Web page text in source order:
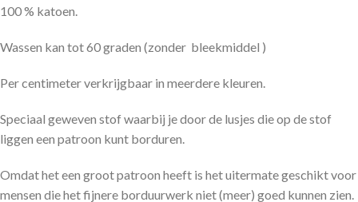
100 % katoen.
Wassen kan tot 60 graden (zonder bleekmiddel )
Per centimeter verkrijgbaar in meerdere kleuren.
Speciaal geweven stof waarbij je door de lusjes die op de stof
liggen een patroon kunt borduren.
Omdat het een groot patroon heeft is het uitermate geschikt voor
mensen die het fijnere borduurwerk niet (meer) goed kunnen zien.